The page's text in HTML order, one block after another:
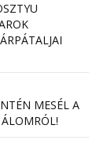
MESÉL A